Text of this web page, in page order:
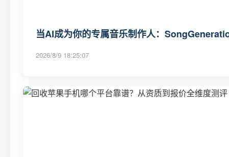
当AI成为你的专属音乐制作人：
2026/8/9 18:25:07